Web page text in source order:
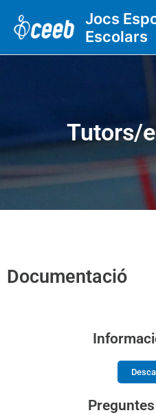
contingut
Jocs
Escolars
Tutors/
Documentació